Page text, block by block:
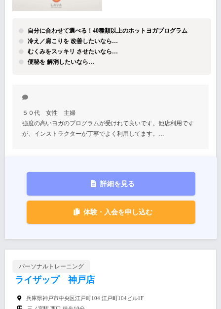
自分に合わせて選べる！40種類以上のホットヨガプログラム
冷え／肩こりを 改善したいなら…
むくみをスッキリ させたいなら…
便秘を 解消したいなら…
５０代 女性 主婦
強度の高いヨガのプログラムが受けれて良いです。他店利用です
が、インストラクターが丁寧でよく利用してます。…
詳細を見る
体験・入会を申し込む
パーソナルトレーニング
ライザップ 神戸店
兵庫県神戸市中央区江戸町104 江戸町104ビル1F